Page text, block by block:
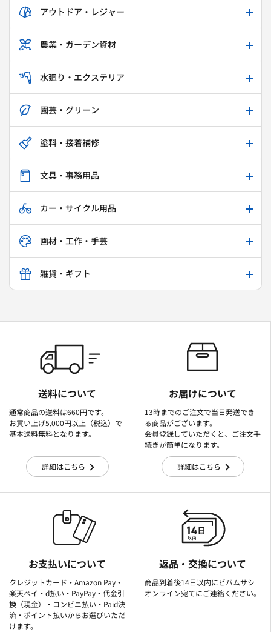
アウトドア・レジャー
農業・ガーデン資材
水廻り・エクステリア
園芸・グリーン
塗料・接着補修
文具・事務用品
カー・サイクル用品
画材・工作・手芸
雑貨・ギフト
送料について
通常商品の送料は660円です。
お買い上げ5,000円以上（税込）で
基本送料無料となります。
詳細はこちら
お届けについて
13時までのご注文で当日発送でき
る商品がございます。
会員登録していただくと、ご注文手
続きが簡単になります。
詳細はこちら
お支払いについて
クレジットカード・Amazon Pay・
楽天ぺイ・d払い・PayPay・代金引
換（現金）・コンビニ払い・Paid決
済・ポイント払いからお選びいただ
けます。
返品・交換について
商品到着後14日以内にビバムサシ
オンライン宛てにご連絡ください。